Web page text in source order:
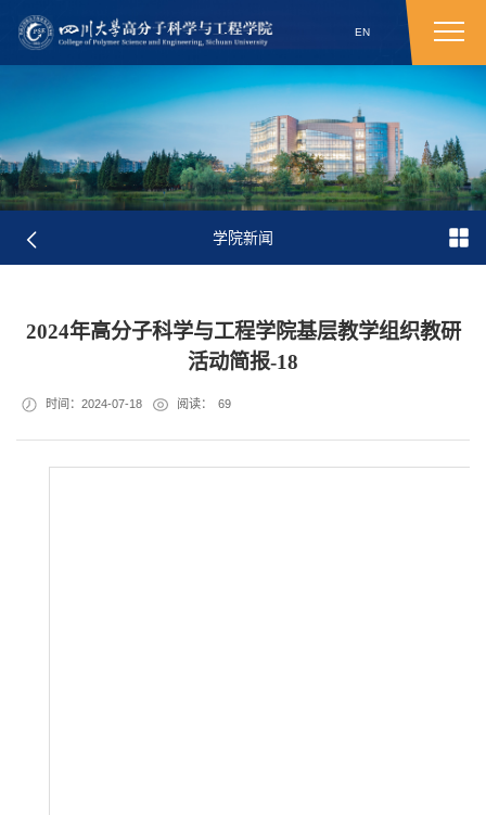
EN
学院新闻
2024年高分子科学与工程学院基层教学组织教研
活动简报-18
时间：2024-07-18 阅读： 69